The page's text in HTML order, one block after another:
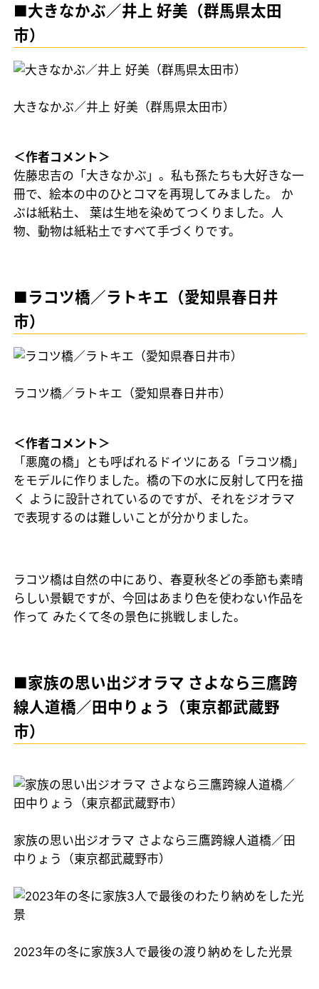
■大きなかぶ／井上 好美（群馬県太田
市）
大きなかぶ／井上 好美（群馬県太田市）
＜作者コメント＞
佐藤忠吉の「大きなかぶ」。私も孫たちも大好きな一
冊で、絵本の中のひとコマを再現してみました。 か
ぶは紙粘土、 葉は生地を染めてつくりました。人
物、動物は紙粘土ですべて手づくりです。
■ラコツ橋／ラトキエ（愛知県春日井
市）
ラコツ橋／ラトキエ（愛知県春日井市）
＜作者コメント＞
「悪魔の橋」とも呼ばれるドイツにある「ラコツ橋」
をモデルに作りました。橋の下の水に反射して円を描
く ように設計されているのですが、それをジオラマ
で表現するのは難しいことが分かりました。
ラコツ橋は自然の中にあり、春夏秋冬どの季節も素晴
らしい景観ですが、今回はあまり色を使わない作品を
作って みたくて冬の景色に挑戦しました。
■家族の思い出ジオラマ さよなら三鷹跨
線人道橋／田中りょう（東京都武蔵野
市）
家族の思い出ジオラマ さよなら三鷹跨線人道橋／田
中りょう（東京都武蔵野市）
2023年の冬に家族3人で最後の渡り納めをした光景